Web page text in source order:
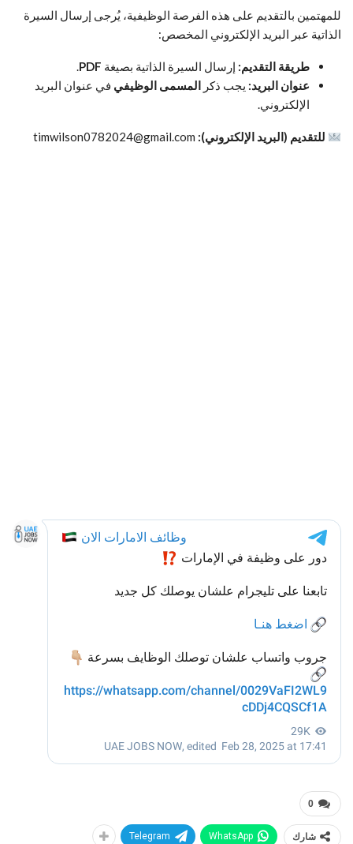
للمهتمين بالتقديم على هذه الفرصة الوظيفية، يُرجى إرسال السيرة
الذاتية عبر البريد الإلكتروني المخصص:
طريقة التقديم: إرسال السيرة الذاتية بصيغة PDF
.
عنوان البريد: يجب ذكر المسمى الوظيفي في عنوان البريد
الإلكتروني.
للتقديم (البريد الإلكتروني):
0
شارك WhatsApp
Telegram